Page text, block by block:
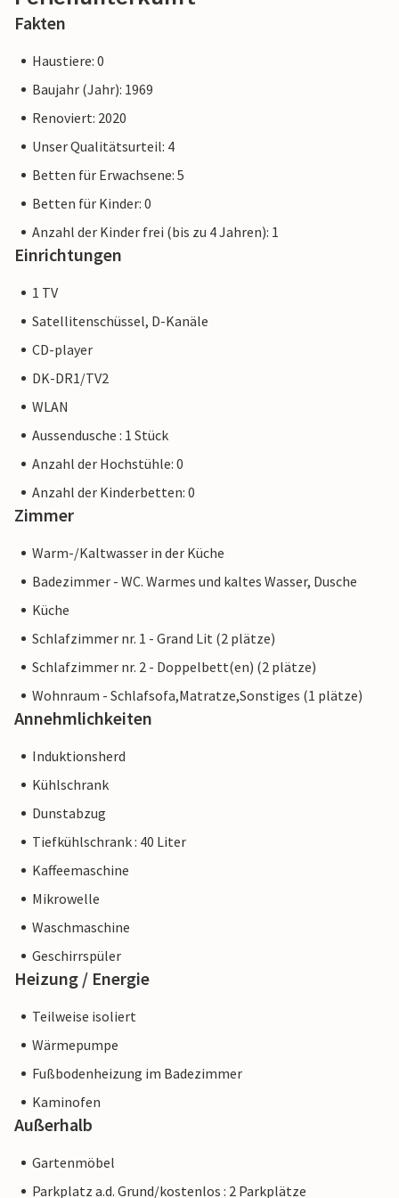
Fakten
Haustiere: 0
Baujahr (Jahr): 1969
Renoviert: 2020
Unser Qualitätsurteil: 4
Betten für Erwachsene: 5
Betten für Kinder: 0
Anzahl der Kinder frei (bis zu 4 Jahren): 1
Einrichtungen
1 TV
Satellitenschüssel, D-Kanäle
CD-player
DK-DR1/TV2
WLAN
Aussendusche : 1 Stück
Anzahl der Hochstühle: 0
Anzahl der Kinderbetten: 0
Zimmer
Warm-/Kaltwasser in der Küche
Badezimmer - WC. Warmes und kaltes Wasser, Dusche
Küche
Schlafzimmer nr. 1 - Grand Lit (2 plätze)
Schlafzimmer nr. 2 - Doppelbett(en) (2 plätze)
Wohnraum - Schlafsofa,Matratze,Sonstiges (1 plätze)
Annehmlichkeiten
Induktionsherd
Kühlschrank
Dunstabzug
Tiefkühlschrank : 40 Liter
Kaffeemaschine
Mikrowelle
Waschmaschine
Geschirrspüler
Heizung / Energie
Teilweise isoliert
Wärmepumpe
Fußbodenheizung im Badezimmer
Kaminofen
Außerhalb
Gartenmöbel
Parkplatz a.d. Grund/kostenlos : 2 Parkplätze